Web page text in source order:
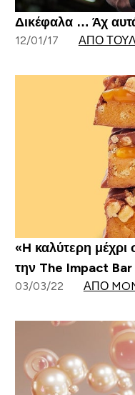
Δικέφαλα … Άχ
12/01/17 ΑΠΌ
«Η καλύτερη μέχρι
την The Impact Bar
03/03/22 ΑΠΌ